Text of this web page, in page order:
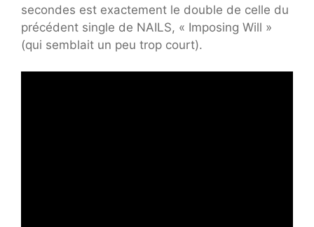
secondes est exactement le double de celle du
précédent single de NAILS, « Imposing Will »
(qui semblait un peu trop court).